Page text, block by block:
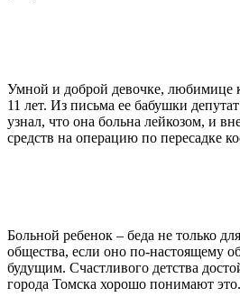
Умной и доброй девочке, любимице
11 лет. Из письма ее бабушки
узнал, что она больна лейкозом, и
средств на операцию по пересадке
Больной ребенок – беда не только
общества, если оно по-настоящему
будущим. Счастливого детства
города Томска хорошо понимают это.